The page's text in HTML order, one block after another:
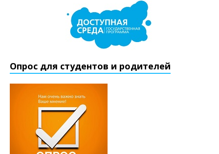
Опрос для студентов и родителей